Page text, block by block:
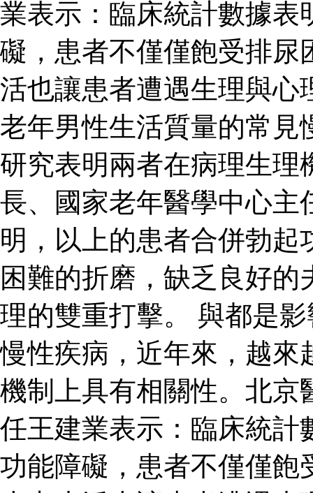
業表示：臨床統計數據表
礙，患者不僅僅飽受排尿
活也讓患者遭遇生理與心
老年男性生活質量的常見
研究表明兩者在病理生理
長、國家老年醫學中心主
明，以上的患者合併勃
困難的折磨，缺乏良好
理的雙重打擊。 與都是
慢性疾病，近年來，越來
機制上具有相關性。北京
任王建業表示：臨床統計
功能障礙，患者不僅僅飽